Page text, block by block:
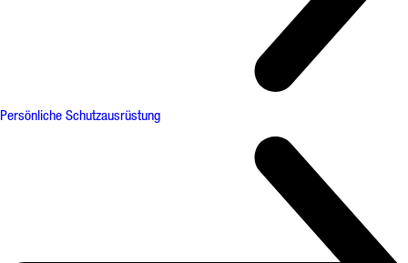
Persönliche Schutzausrüstung